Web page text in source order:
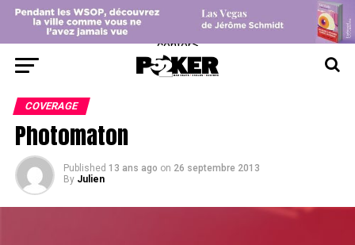
center>
COVERAGE
Photomaton
Published 13 ans ago on 26 septembre 2013
By Julien